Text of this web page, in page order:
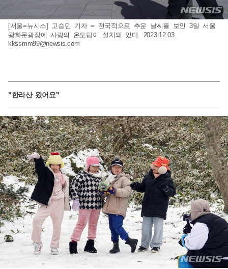
[서울=뉴시스] 고승민 기자 = 전국적으로 추운 날씨를 보인 3일 서울
광화문광장에 사랑의 온도탑이 설치돼 있다. 2023.12.03.
kkssmm99@newsis.com
"한라산 왔어요"